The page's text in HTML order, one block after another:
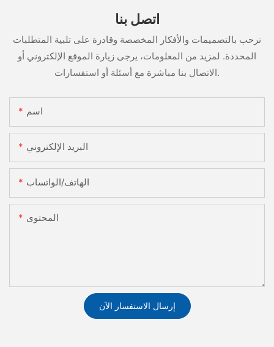
اتصل بنا
نرحب بالتصميمات والأفكار المخصصة وقادرة على تلبية المتطلبات
المحددة. لمزيد من المعلومات، يرجى زيارة الموقع الإلكتروني أو
الاتصال بنا مباشرة مع أسئلة أو استفسارات.
اسم
البريد الإلكتروني
الهاتف/الواتساب
المحتوى
إرسال الاستفسار الآن